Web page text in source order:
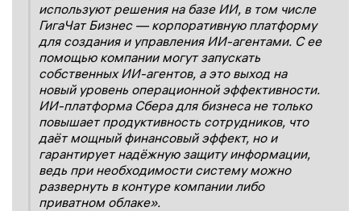
используют решения на базе ИИ, в том числе
ГигаЧат Бизнес — корпоративную платформу
для создания и управления ИИ-агентами. С ее
помощью компании могут запускать
собственных ИИ-агентов, а это выход на
новый уровень операционной эффективности.
ИИ-платформа Сбера для бизнеса не только
повышает продуктивность сотрудников, что
даёт мощный финансовый эффект, но и
гарантирует надёжную защиту информации,
ведь при необходимости систему можно
развернуть в контуре компании либо
приватном облаке».